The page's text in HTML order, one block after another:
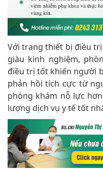
Với trang thiết bị điều
giàu kinh nghiệm,
điều trị tốt khiến người
phản hồi tích cực từ
phòng khám nỗ lực
lượng dịch vụ y tế tốt